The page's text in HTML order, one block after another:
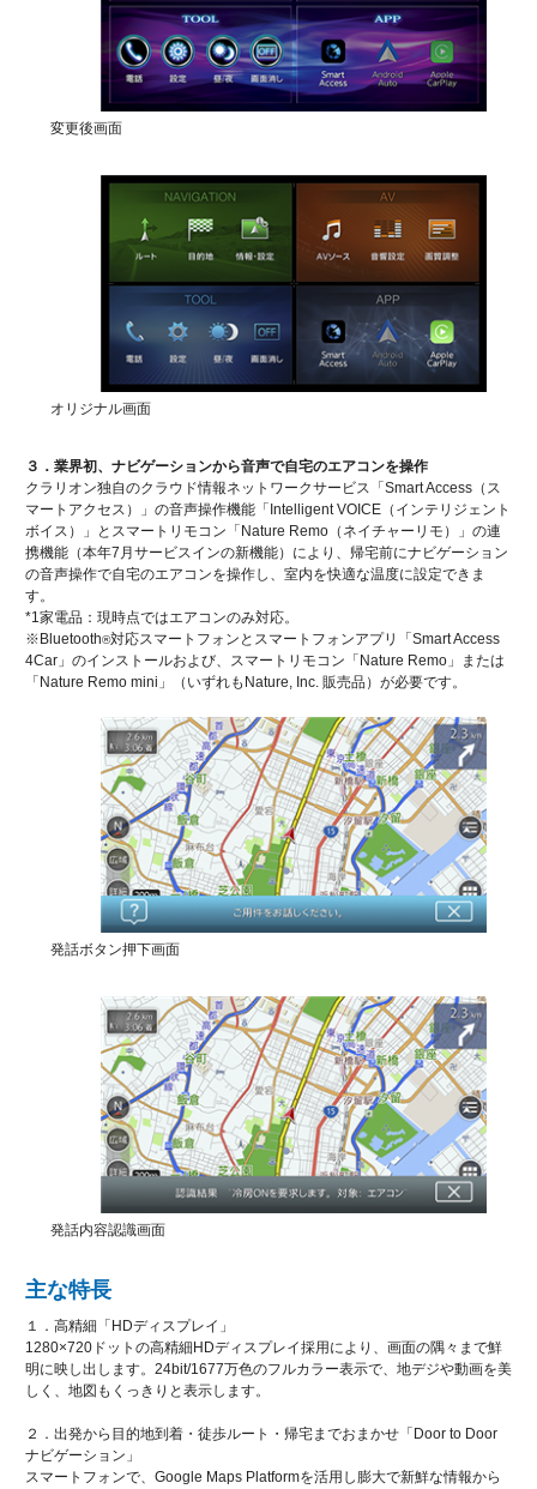
変更後画面
オリジナル画面
３．業界初、ナビゲーションから音声で自宅のエアコンを操作
クラリオン独自のクラウド情報ネットワークサービス「Smart Access（ス
マートアクセス）」の音声操作機能「Intelligent VOICE（インテリジェント
ボイス）」とスマートリモコン「Nature Remo（ネイチャーリモ）」の連
携機能（本年7月サービスインの新機能）により、帰宅前にナビゲーション
の音声操作で自宅のエアコンを操作し、室内を快適な温度に設定できま
す。
*1家電品：現時点ではエアコンのみ対応。
※Bluetooth®対応スマートフォンとスマートフォンアプリ「Smart Access
4Car」のインストールおよび、スマートリモコン「Nature Remo」または
「Nature Remo mini」（いずれもNature, Inc. 販売品）が必要です。
発話ボタン押下画面
発話内容認識画面
主な特長
１．高精細「HDディスプレイ」
1280×720ドットの高精細HDディスプレイ採用により、画面の隅々まで鮮
明に映し出します。24bit/1677万色のフルカラー表示で、地デジや動画を美
しく、地図もくっきりと表示します。
２．出発から目的地到着・徒歩ルート・帰宅までおまかせ「Door to Door
ナビゲーション」
スマートフォンで、Google Maps Platformを活用し膨大で新鮮な情報から